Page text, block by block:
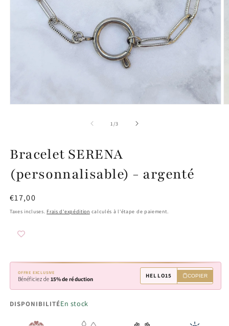
fenêtre
modale
1/de
3
Bracelet SERENA
(personnalisable) - argenté
Prix
habituel
€17,00
Taxes incluses. Frais d'expédition calculés à l'étape de paiement.
OFFRE EXCLUSIVE
Bénéficiez de 15% de réduction HELLO15 COPIER
DISPONIBILITÉEn stock